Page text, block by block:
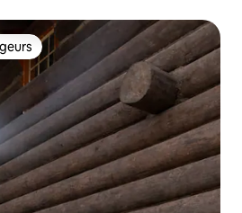
les plus appréciés